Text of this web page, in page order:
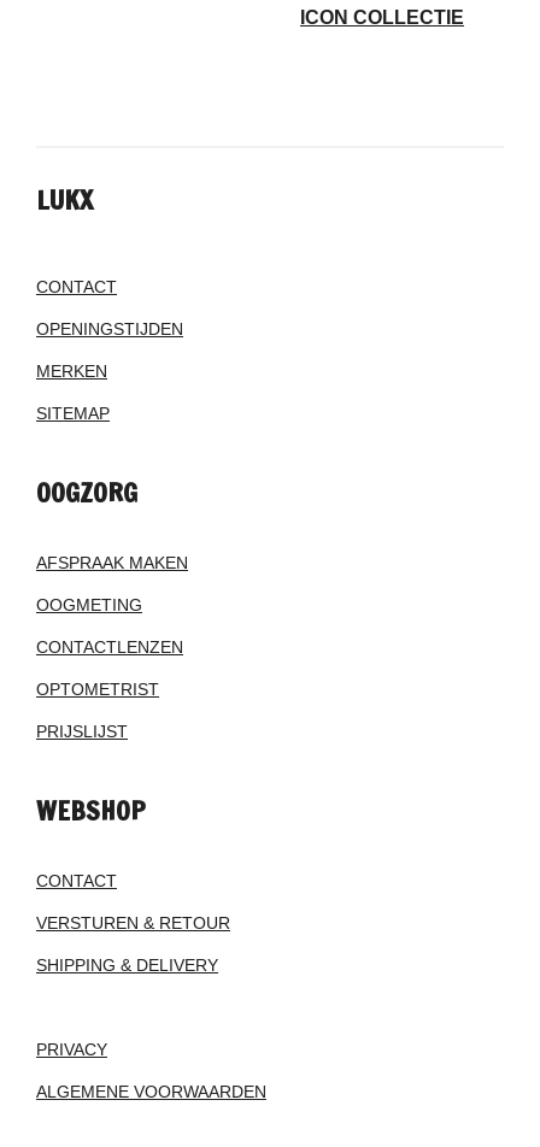
ICON COLLECTIE
LUKX
CONTACT
OPENINGSTIJDEN
MERKEN
SITEMAP
OOGZORG
AFSPRAAK MAKEN
OOGMETING
CONTACTLENZEN
OPTOMETRIST
PRIJSLIJST
WEBSHOP
CONTACT
VERSTUREN & RETOUR
SHIPPING & DELIVERY
PRIVACY
ALGEMENE VOORWAARDEN